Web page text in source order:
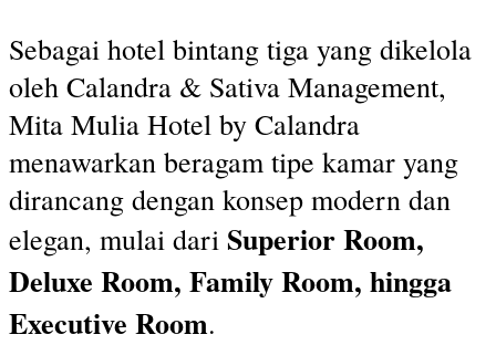
Sebagai hotel bintang tiga yang dikelola
oleh Calandra & Sativa Management,
Mita Mulia Hotel by Calandra
menawarkan beragam tipe kamar yang
dirancang dengan konsep modern dan
elegan, mulai dari Superior Room,
Deluxe Room, Family Room, hingga
Executive Room.